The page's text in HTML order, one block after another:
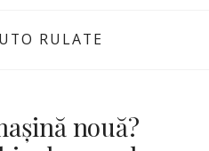
RULATE
nouă?